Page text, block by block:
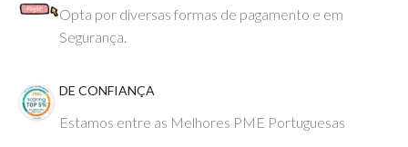
Opta por diversas formas de pagamento e em
Segurança.
DE CONFIANÇA
Estamos entre as Melhores PME Portuguesas